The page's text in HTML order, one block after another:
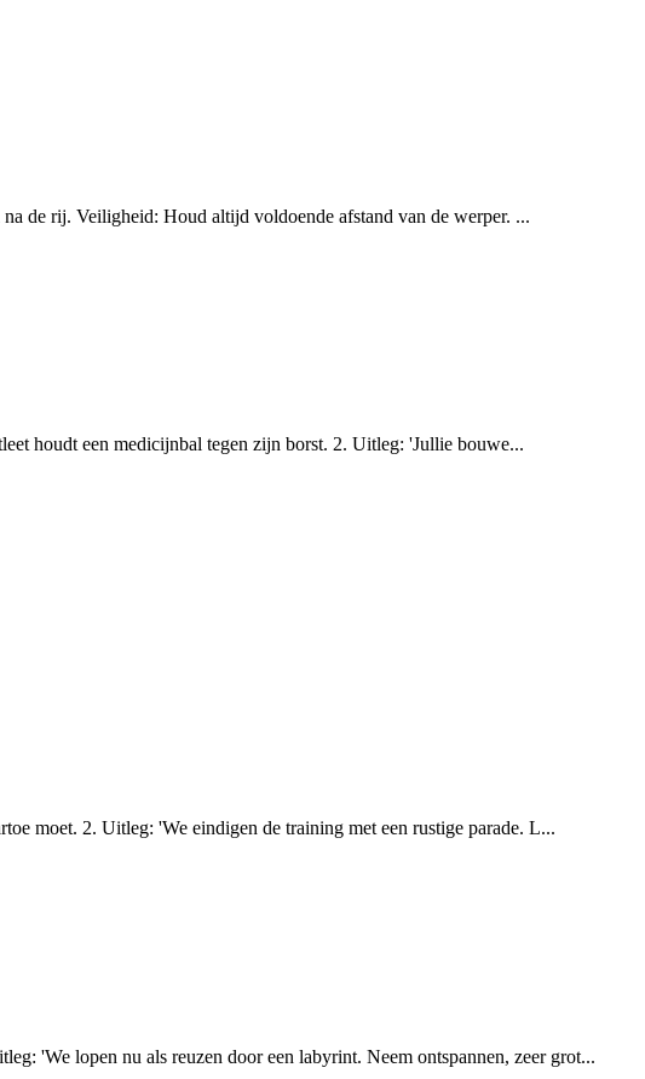
de rij. Veiligheid: Houd altijd voldoende afstand van de werper. ...
houdt een medicijnbal tegen zijn borst. 2. Uitleg: 'Jullie bouwe...
moet. 2. Uitleg: 'We eindigen de training met een rustige parade. L...
'We lopen nu als reuzen door een labyrint. Neem ontspannen, zeer grot...